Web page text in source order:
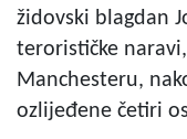
židovski blagdan
terorističke
Manchesteru,
ozlijeđene četiri